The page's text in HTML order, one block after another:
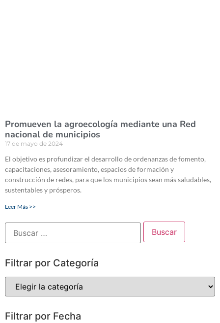
Promueven la agroecología mediante una Red
nacional de municipios
17 de mayo de 2024
El objetivo es profundizar el desarrollo de ordenanzas de fomento,
capacitaciones, asesoramiento, espacios de formación y
construcción de redes, para que los municipios sean más saludables,
sustentables y prósperos.
Leer Más >>
Filtrar por Categoría
Filtrar por Fecha